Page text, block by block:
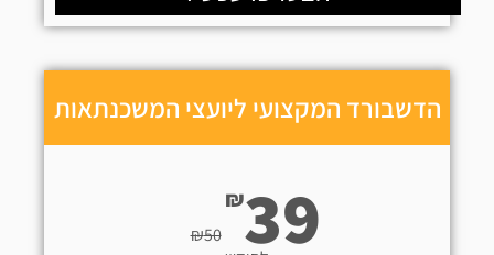
הדשבורד המקצועי ליועצי המשכנתאות
₪50
₪39